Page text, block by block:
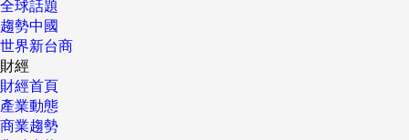
全球話題
趨勢中國
世界新台商
財經
財經首頁
產業動態
商業趨勢